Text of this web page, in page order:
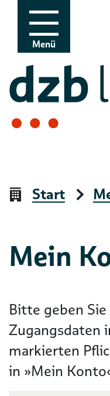
Zur Navigation
Zum Inhalt
Menü
Start
Mein
Bitte geben
Zugangsdaten
markierten
in »Mein